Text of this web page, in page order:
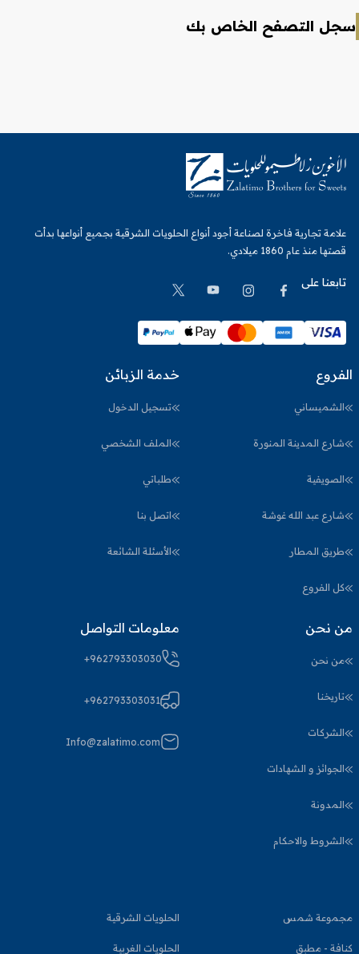
سجل التصفح الخاص بك
علامة تجارية فاخرة لصناعة أجود أنواع الحلويات الشرقية بجميع أنواعها بدأت
قصتها منذ عام 1860 ميلادي.
تابعنا على
الفروع
الشميساني
شارع المدينة المنورة
الصويفية
شارع عبد الله غوشة
طريق المطار
كل الفروع
خدمة الزبائن
تسجيل الدخول
الملف الشخصي
طلباتي
اتصل بنا
الأسئلة الشائعة
من نحن
من نحن
تاريخنا
الشركات
الجوائز و الشهادات
المدونة
الشروط والاحكام
معلومات التواصل
+962793303030
+962793303031
Info@zalatimo.com
مجموعة شمس الحلويات الشرقية
كنافة - مطبق الحلويات الغربية